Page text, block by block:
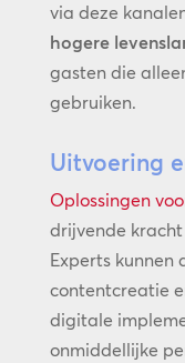
via deze
hogere
gasten die
gebruiken.
Uitvoering
Oplossingen
drijvende
Experts kunnen
contentcreatie
digitale
onmiddellijke